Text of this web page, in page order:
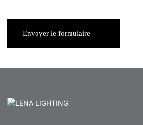
Envoyer le formulaire